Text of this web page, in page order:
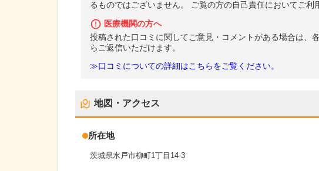
るものではございません。 ご覧の方の自己責任においてご利
医療機関の方へ
投稿された口コミに関してご意見・コメントがある場合は、
らご返信いただけます。
≫口コミについての詳細はこちらをご覧ください。
地図・アクセス
所在地
茨城県水戸市柳町1丁目14-3